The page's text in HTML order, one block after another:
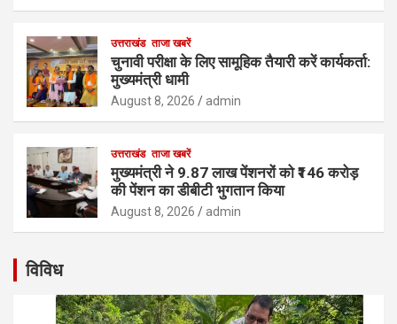
उत्तराखंड ताजा खबरें
चुनावी परीक्षा के लिए सामूहिक तैयारी करें कार्यकर्ता:
मुख्यमंत्री धामी
August 8, 2026 admin
उत्तराखंड ताजा खबरें
मुख्यमंत्री ने 9.87 लाख पेंशनरों को ₹146 करोड़
की पेंशन का डीबीटी भुगतान किया
August 8, 2026 admin
विविध